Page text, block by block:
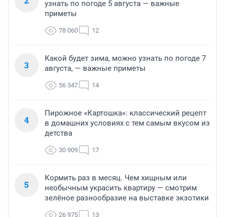
узнать по погоде 5 августа — важные
приметы
78 060 12
3
Какой будет зима, можно узнать по погоде 7
августа, — важные приметы
56 347 14
4
Пирожное «Картошка»: классический рецепт
в домашних условиях с тем самым вкусом из
детства
30 909 17
5
Кормить раз в месяц. Чем хищным или
необычным украсить квартиру — смотрим
зелёное разнообразие на выставке экзотики
26 975 13